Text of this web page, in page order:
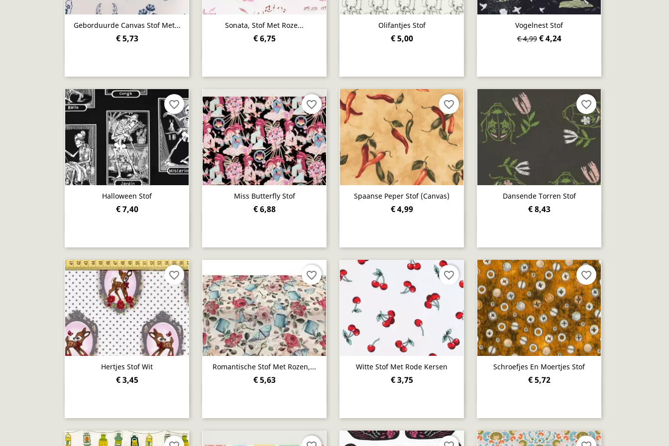
Geborduurde Canvas Stof Met...
€ 5,73
Sonata, Stof Met Roze...
€ 6,75
Olifantjes Stof
€ 5,00
Vogelnest Stof
€ 4,99 € 4,24
Halloween Stof
€ 7,40
favorite_border
Miss Butterfly Stof
€ 6,88
favorite_border
Spaanse Peper Stof (canvas)
€ 4,99
favorite_border
Dansende Torren Stof
€ 8,43
favorite_border
Hertjes Stof Wit
€ 3,45
favorite_border
Romantische Stof Met Rozen,...
€ 5,63
favorite_border
Witte Stof Met Rode Kersen
€ 3,75
favorite_border
Schroefjes En Moertjes Stof
€ 5,72
favorite_border